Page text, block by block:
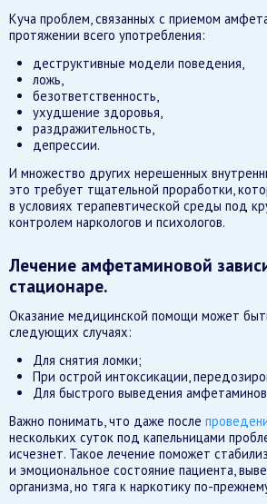
Куча проблем, связанных с приемом
протяжении всего употребления:
деструктивные модели поведения,
ложь,
безответственность,
ухудшение здоровья,
раздражительность,
депрессии.
И множество других нерешенных
это требует тщательной проработки,
в условиях терапевтической среды под
контролем наркологов и психологов.
Лечение амфетаминовой
стационаре.
Оказание медицинской помощи может
следующих случаях:
Для снятия ломки;
При острой интоксикации,
Для быстрого выведения амфетаминов
Важно понимать, что даже после
нескольких суток под капельницами
исчезнет. Такое лечение поможет
и эмоциональное состояние пациента,
организма, но тяга к наркотику по-